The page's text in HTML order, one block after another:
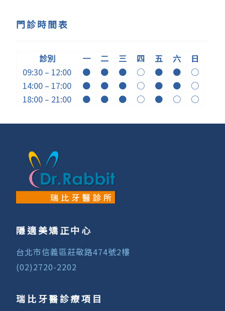
門診時間表
診別 一 二 三 四 五 六
日
09:30 – 12:00
● ● ● ○ ● ●
○
14:00 – 17:00
● ● ● ○ ● ●
○
18:00 – 21:00
● ● ● ○ ● ○ ○
隱適美矯正中心
台北市信義區莊敬路474號2樓
(02)2720-2202
瑞比牙醫診療項目